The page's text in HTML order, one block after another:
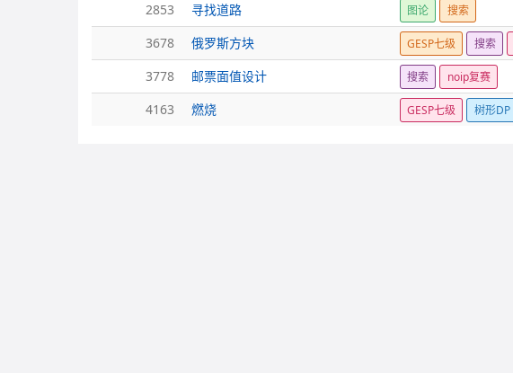
2853
寻找道路 图论 搜索
3678
俄罗斯方块 GESP七级 搜索
3778
邮票面值设计 搜索 noip复赛
4163
燃烧 GESP七级 树形DP